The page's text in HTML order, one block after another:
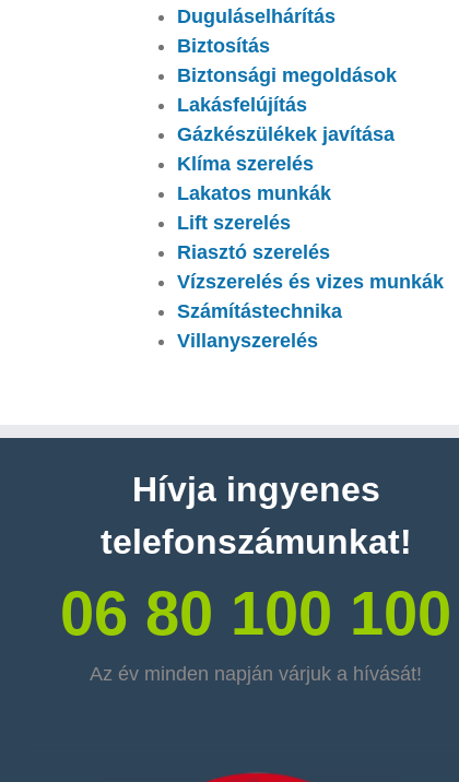
Duguláselhárítás
Biztosítás
Biztonsági megoldások
Lakásfelújítás
Gázkészülékek javítása
Klíma szerelés
Lakatos munkák
Lift szerelés
Riasztó szerelés
Vízszerelés és vizes munkák
Számítástechnika
Villanyszerelés
Hívja ingyenes
telefonszámunkat!
06 80 100 100
Az év minden napján várjuk a hívását!